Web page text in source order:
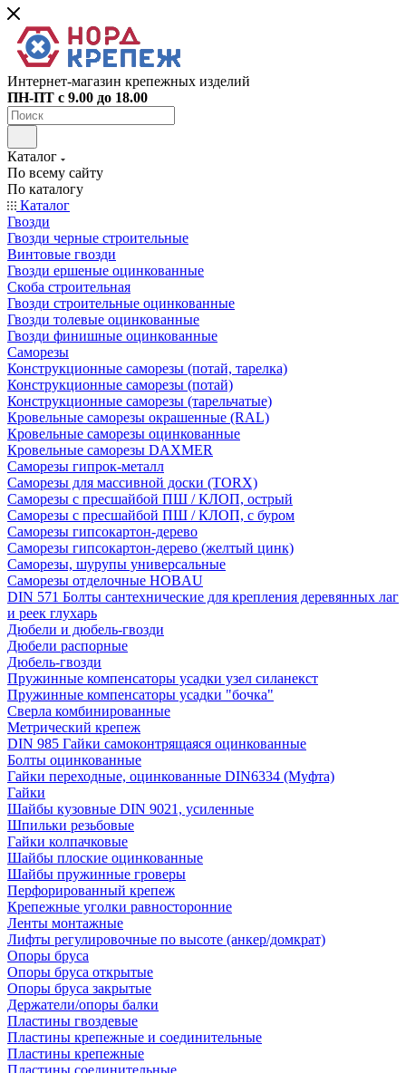
Интернет-магазин крепежных изделий
ПН-ПТ с 9.00 до 18.00
Каталог
По всему сайту
По каталогу
Каталог
Гвозди
Гвозди черные строительные
Винтовые гвозди
Гвозди ершеные оцинкованные
Скоба строительная
Гвозди строительные оцинкованные
Гвозди толевые оцинкованные
Гвозди финишные оцинкованные
Саморезы
Конструкционные саморезы (потай, тарелка)
Конструкционные саморезы (потай)
Конструкционные саморезы (тарельчатые)
Кровельные саморезы окрашенные (RAL)
Кровельные саморезы оцинкованные
Кровельные саморезы DAXMER
Саморезы гипрок-металл
Саморезы для массивной доски (TORX)
Саморезы с пресшайбой ПШ / КЛОП, острый
Саморезы с пресшайбой ПШ / КЛОП, с буром
Саморезы гипсокартон-дерево
Саморезы гипсокартон-дерево (желтый цинк)
Саморезы, шурупы универсальные
Саморезы отделочные HOBAU
DIN 571 Болты сантехнические для крепления деревянных лаг
и реек глухарь
Дюбели и дюбель-гвозди
Дюбели распорные
Дюбель-гвозди
Пружинные компенсаторы усадки узел силанекст
Пружинные компенсаторы усадки "бочка"
Сверла комбинированные
Метрический крепеж
DIN 985 Гайки самоконтрящаяся оцинкованные
Болты оцинкованные
Гайки переходные, оцинкованные DIN6334 (Муфта)
Гайки
Шайбы кузовные DIN 9021, усиленные
Шпильки резьбовые
Гайки колпачковые
Шайбы плоские оцинкованные
Шайбы пружинные гроверы
Перфорированный крепеж
Крепежные уголки равносторонние
Ленты монтажные
Лифты регулировочные по высоте (анкер/домкрат)
Опоры бруса
Опоры бруса открытые
Опоры бруса закрытые
Держатели/опоры балки
Пластины гвоздевые
Пластины крепежные и соединительные
Пластины крепежные
Пластины соединительные